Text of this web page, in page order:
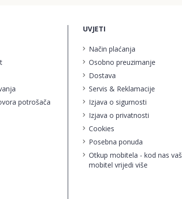
potrošača
UVJETI
Način plaćanja
Osobno preuzimanje
Dostava
Servis & Reklamacije
Izjava o sigurnosti
Izjava o privatnosti
Cookies
Posebna ponuda
Otkup mobitela - kod nas vaš
mobitel vrijedi više